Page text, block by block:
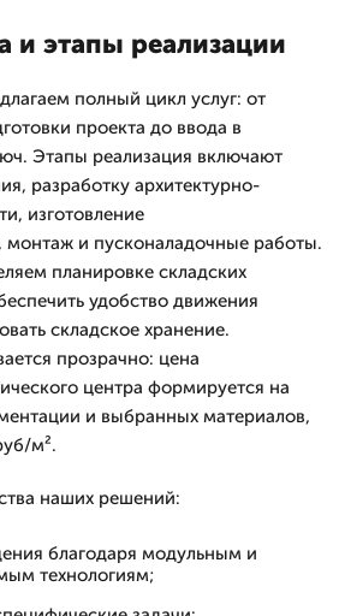
и этапы реализации
полный цикл услуг: от
проекта до ввода в
Этапы реализация включают
разработку архитектурно-
изготовление
монтаж и пусконаладочные работы.
планировке складских
удобство движения
складское хранение.
прозрачно: цена
центра формируется на
и выбранных материалов,
м².
наших решений:
благодаря модульным и
технологиям;